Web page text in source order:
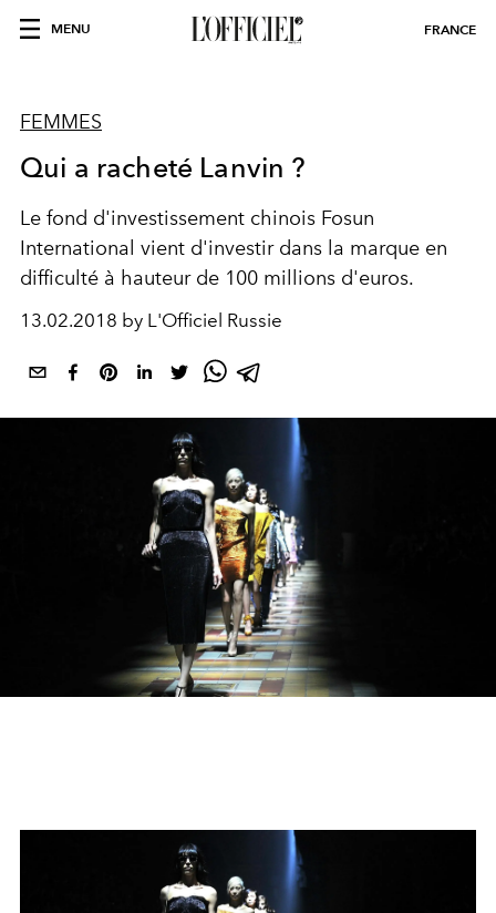
MENU FRANCE
FEMMES
Qui a racheté Lanvin ?
Le fond d'investissement chinois Fosun
International vient d'investir dans la marque en
difficulté à hauteur de 100 millions d'euros.
13.02.2018 by L'Officiel Russie